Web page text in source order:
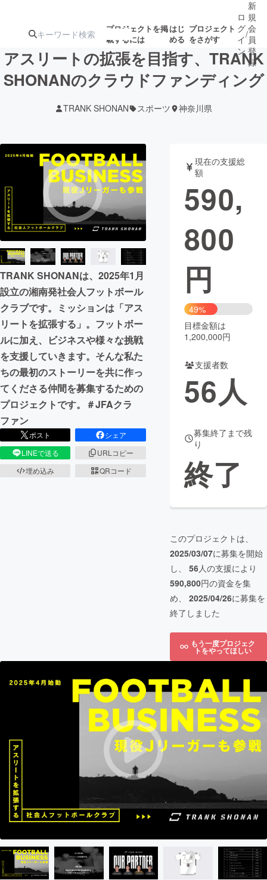
プロジェクトを掲
載するには
はじ
める
プロジェクト
をさがす
ターン
ジェクト
募集終了が近いプ
ロジェクト
アート・写真 音楽
テクノロジー・ガジェット ゲーム・サ
映像・映画
ビジネス・起業
まちづくり・地域活性化
CAMPFIRE for Social Good
CAMPFIRE Creation
CAMPFIREふるさと納税machi-ya コミュニティ
ロ
グ
イ
ン
/
新
規
会
員
登
録
アスリートの拡張を目指す、TRANK
SHONANのクラウドファンディング
TRANK SHONAN スポーツ 神奈川県
TRANK SHONANは、2025年1月
設立の湘南発社会人フットボール
クラブです。ミッションは「アス
リートを拡張する」。フットボー
ルに加え、ビジネスや様々な挑戦
を支援していきます。そんな私た
ちの最初のストーリーを共に作っ
てくださる仲間を募集するための
プロジェクトです。＃JFAクラ
ファン
ポスト
シェア
LINEで送る
URLコピー
埋め込み
QRコード
現在の支援総
額
590,
800
円
49%
目標金額は
1,200,000円
支援者数
56人
募集終了まで残
り
終了
このプロジェクトは、
2025/03/07に募集を開始
し、 56人の支援により
590,800円の資金を集
め、 2025/04/26に募集を
終了しました
もう一度プロジェク
トをやってほしい